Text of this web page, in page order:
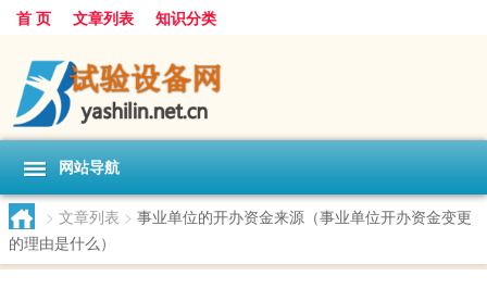
首 页 文章列表 知识分类
网站导航
> 文章列表 > 事业单位的开办资金来源（事业单位开办资金变更
的理由是什么）